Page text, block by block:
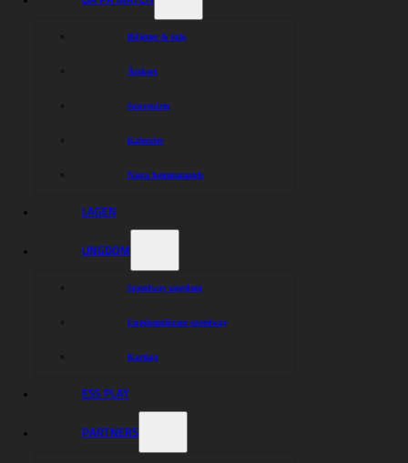
Biljetter & info
Årskort
Souvenirer
Kalender
Nästa hemmamatch
LAGEN
UNGDOM
Speedway ungdom
Ungdomsförare speedway
Karting
ESS PLAY
PARTNERS